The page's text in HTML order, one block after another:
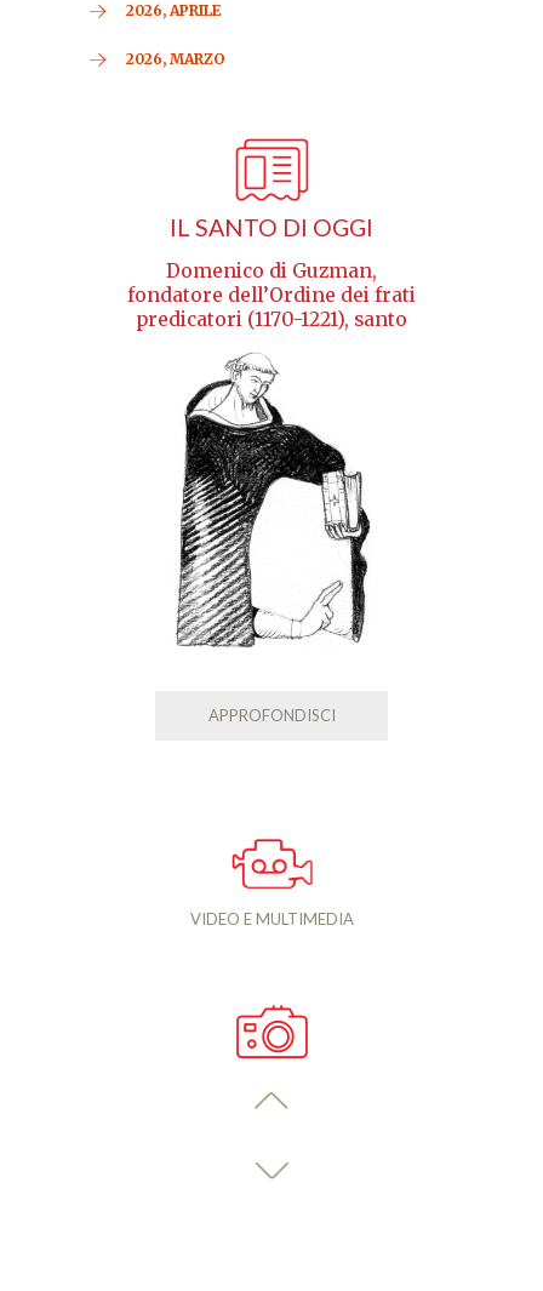
2026, APRILE
2026, MARZO
IL SANTO DI OGGI
Domenico di Guzman,
fondatore dell’Ordine dei frati
predicatori (1170-1221), santo
APPROFONDISCI
VIDEO E MULTIMEDIA